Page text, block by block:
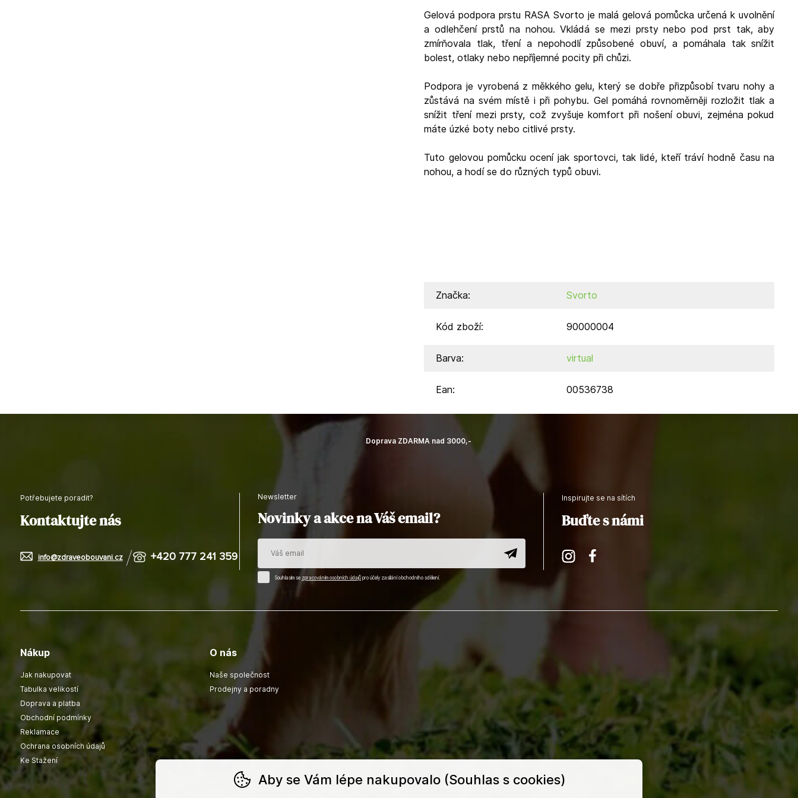
Gelová podpora prstu RASA Svorto je malá gelová pomůcka určená k uvolnění
a odlehčení prstů na nohou. Vkládá se mezi prsty nebo pod prst tak, aby
zmírňovala tlak, tření a nepohodlí způsobené obuví, a pomáhala tak snížit
bolest, otlaky nebo nepříjemné pocity při chůzi.
Podpora je vyrobená z měkkého gelu, který se dobře přizpůsobí tvaru nohy a
zůstává na svém místě i při pohybu. Gel pomáhá rovnoměrněji rozložit tlak a
snížit tření mezi prsty, což zvyšuje komfort při nošení obuvi, zejména pokud
máte úzké boty nebo citlivé prsty.
Tuto gelovou pomůcku ocení jak sportovci, tak lidé, kteří tráví hodně času na
nohou, a hodí se do různých typů obuvi.
Značka: Svorto
Kód zboží: 90000004
Barva: virtual
Ean: 00536738
Doprava ZDARMA nad 3000,-
Potřebujete poradit?
Kontaktujte nás
info@zdraveobouvani.cz +420 777 241 359
newsletter
Novinky a akce na Váš email?
Souhlasím se zpracováním osobních údajůpro účely zasílání obchodního sdělení.
Inspirujte se na sítích
Buďte s námi
InstagramFacebook
Nákup
Jak nakupovat
Tabulka velikostí
Doprava a platba
Obchodní podmínky
Reklamace
Ochrana osobních údajů
Ke Stažení
O nás
Naše společnost
Prodejny a poradny
Aby se Vám lépe nakupovalo (Souhlas s cookies)